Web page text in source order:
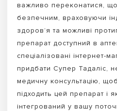
важливо переконатися,
безпечним, враховуючи
здоров’я та можливі
препарат доступний в
спеціалізовані інтернет-
придбати Супер Тадаліс,
медичну консультацію,
підходить цей препарат і
інтегрований у вашу